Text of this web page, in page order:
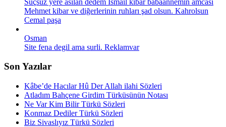
Mehmet kibar ve diğerlerinin ruhları şad olsun. Kahrolsun
Cemal paşa
Osman
Site fena degil ama surli. Reklamvar
Son Yazılar
Kâbe’de Hacılar Hû Der Allah ilahi Sözleri
Atladım Bahçene Girdim Türküsünün Notası
Ne Var Kim Bilir Türkü Sözleri
Konmaz Dediler Türkü Sözleri
Biz Sivaslıyız Türkü Sözleri